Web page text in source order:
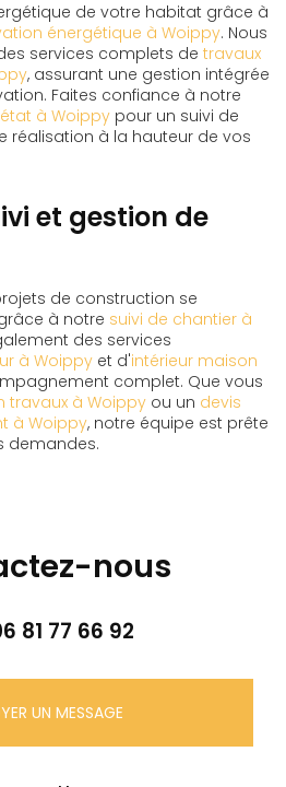
de votre habitat grâce à
énergétique à Woippy. Nous
services complets de travaux
, assurant une gestion intégrée
Faites confiance à notre
à Woippy pour un suivi de
réalisation à la hauteur de vos
et gestion de
de construction se
à notre suivi de chantier à
des services
à Woippy et d'intérieur maison
complet. Que vous
travaux à Woippy ou un devis
à Woippy, notre équipe est prête
demandes.
nous
81 77 66 92
UN MESSAGE